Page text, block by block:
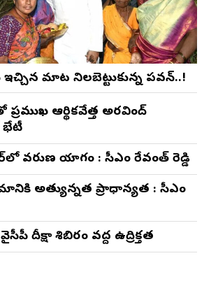
ఇచ్చిన మాట నిలబెట్టుకున్న పవన్..!
ఆర్థికవేత్త అరవింద్‌
భేటీ
వరుణ యాగం : సీఎం రేవంత్ రెడ్డి
అత్యున్నత ప్రాధాన్యత : సీఎం
దీక్షా శిబిరం వద్ద ఉద్రిక్తత